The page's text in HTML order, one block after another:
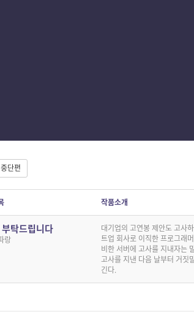
중단편
작품소개
탁드립니다
랑
대기업의 고연봉 제안도 고사
트업 회사로 이직한 프로그래
비한 서버에 고사를 지내자는
고사를 지낸 다음 날부터 거짓
긴다.